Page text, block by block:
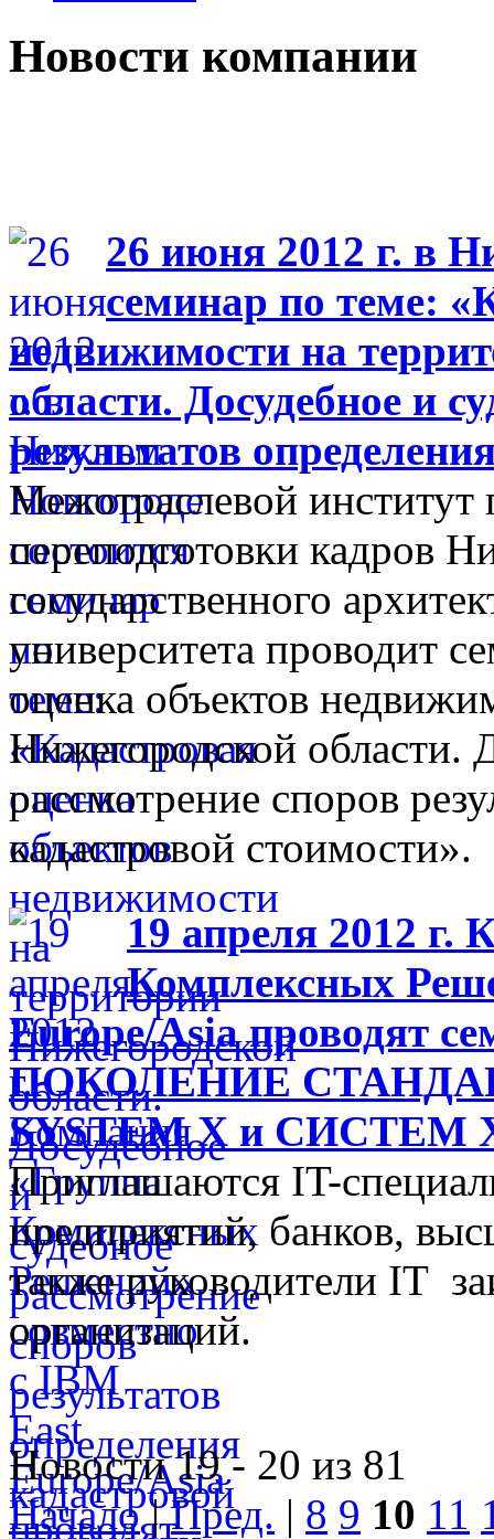
Новости компании
26 июня 2012 г. в
семинар по теме:
недвижимости на
области. Досудебное и
результатов
Межотраслевой
переподготовки кадров
государственного
университета проводит
оценка объектов
Нижегородской области.
рассмотрение споров
кадастровой стоимости».
19 апреля 2012 г.
Комплексных
Europe/Asia проводят
ПОКОЛЕНИЕ
SYSTEM X и
Приглашаются IT-
предприятий, банков,
также руководители IT
организаций.
Новости 19 - 20 из 81
Начало|Пред. | 8 9 10 11